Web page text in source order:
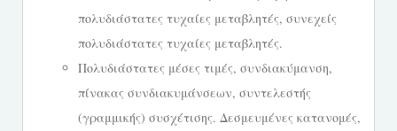
πολυδιάστατες τυχαίες μεταβλητές, συνεχείς
πολυδιάστατες τυχαίες μεταβλητές.
Πολυδιάστατες μέσες τιμές, συνδιακύμανση,
πίνακας συνδιακυμάνσεων, συντελεστής
(γραμμικής) συσχέτισης. Δεσμευμένες κατανομές,